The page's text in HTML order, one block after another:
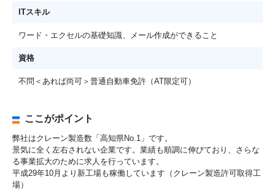
ITスキル
ワード・エクセルの基礎知識、メール作成ができること
資格
不問＜あれば尚可＞普通自動車免許（AT限定可）
ここがポイント
弊社はクレーン製造数「高知県No.1」です。
景気に全く左右されない企業です。業績も順調に伸びており、さらな
る事業拡大のために求人を行っています。
平成29年10月より新工場も稼働しています（クレーン製造許可取得工
場）